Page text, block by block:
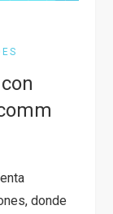
donde